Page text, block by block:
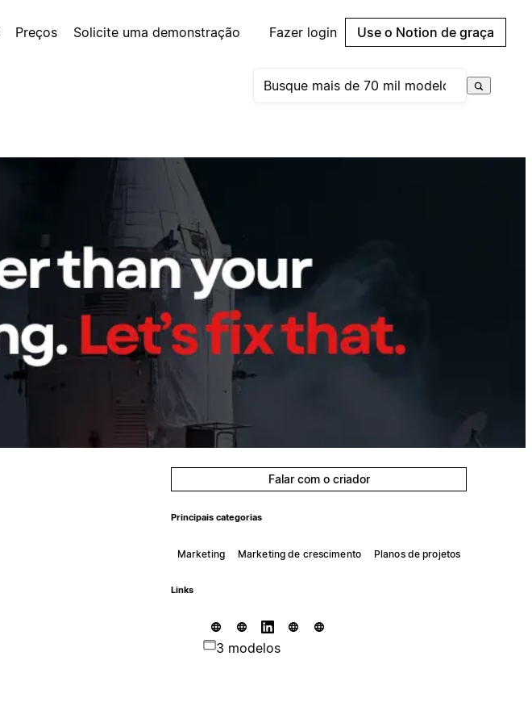
Preços Solicite uma demonstração Fazer login Use o Notion de graça
Falar com o criador
Principais categorias
Marketing Marketing de crescimento Planos de projetos
Links
3 modelos